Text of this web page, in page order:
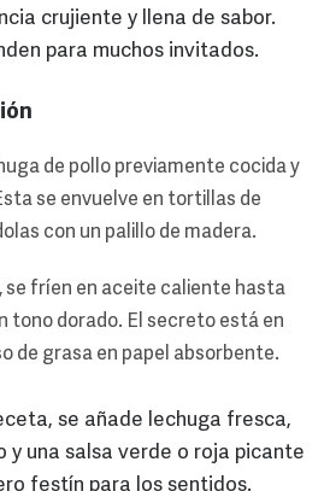
crujiente y llena de sabor.
para muchos invitados.
de pollo previamente cocida y
se envuelve en tortillas de
con un palillo de madera.
se fríen en aceite caliente hasta
tono dorado. El secreto está en
de grasa en papel absorbente.
se añade lechuga fresca,
y una salsa verde o roja picante
festín para los sentidos.